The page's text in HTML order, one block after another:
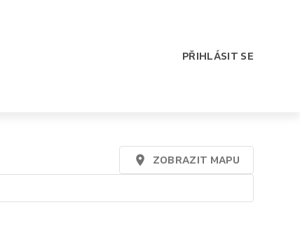
PŘIHLÁSIT SE
ZOBRAZIT MAPU